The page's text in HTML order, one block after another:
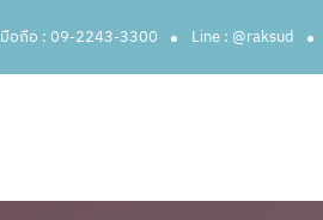
มือถือ : 09-2243-3300 Line : @raksud